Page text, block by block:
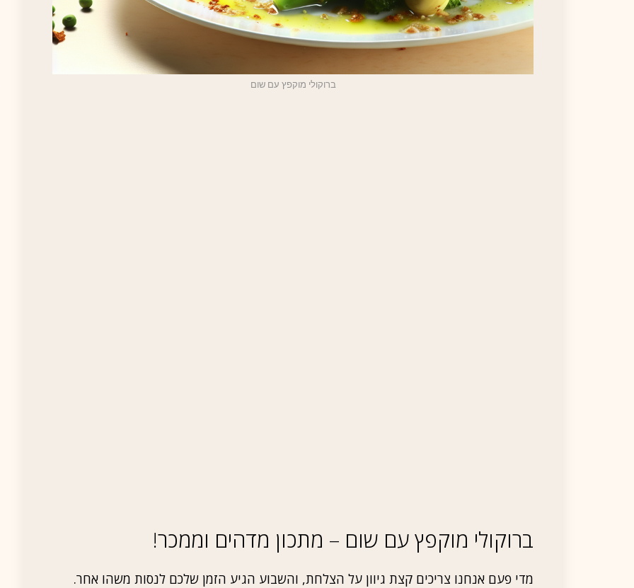
ברוקולי מוקפץ עם שום
ברוקולי מוקפץ עם שום – מתכון מדהים וממכר!
מדי פעם אנחנו צריכים קצת גיוון על הצלחת, והשבוע הגיע הזמן שלכם לנסות משהו אחר.